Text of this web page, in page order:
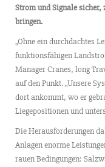
Strom und Signale
bringen.
„Ohne ein durchdachtes
funktionsfähigen
Manager Cranes, long
auf den Punkt. „Unsere
dort ankommt, wo er
Liegepositionen und
Die Herausforderungen
Anlagen enorme
rauen Bedingungen: